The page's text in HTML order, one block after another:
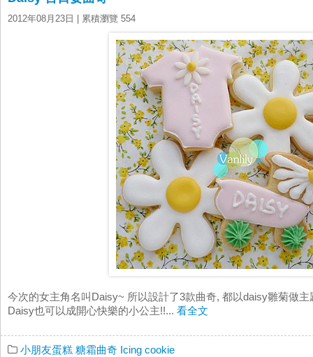
2012年08月23日 | 累積瀏覽 554
今次的女主角名叫Daisy~ 所以設計了3款曲奇, 都以daisy雛菊做
Daisy也可以成開心快樂的小公主!!... 看全文
小朋友蛋糕 糖霜曲奇 Icing cookie